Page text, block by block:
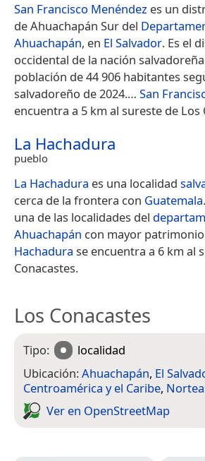
San Francisco Menéndez es un
de Ahuachapán Sur del
Ahuachapán, en El Salvador. Es el
occidental de la nación
población de 44 906 habitantes
salvadoreño de 2024.​… San
encuentra a 5 km al sureste de Los
La Hachadura
pueblo
La Hachadura es una localidad
cerca de la frontera con Guatemala.
una de las localidades del
Ahuachapán con mayor
Hachadura se encuentra a 6 km al
Conacastes.
Los Conacastes
Tipo:
localidad
Ubicación:Ahuachapán, El
Centroamérica y el Caribe,
Ver en Open­Street­Map